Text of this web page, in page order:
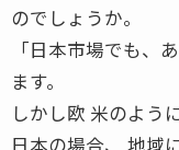
のでしょうか。
「日本市場でも、
ます。
しかし欧 米のよう
日本の場合、 地域